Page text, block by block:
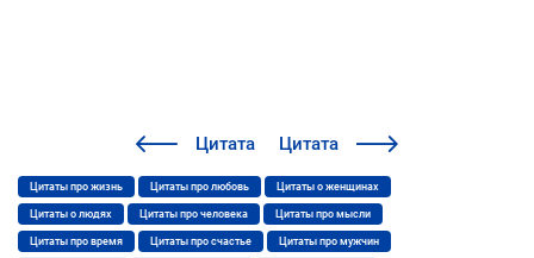
Цитата Цитата
Цитаты про жизнь Цитаты про любовь Цитаты о женщинах
Цитаты о людях Цитаты про человека Цитаты про мысли
Цитаты про время Цитаты про счастье Цитаты про мужчин